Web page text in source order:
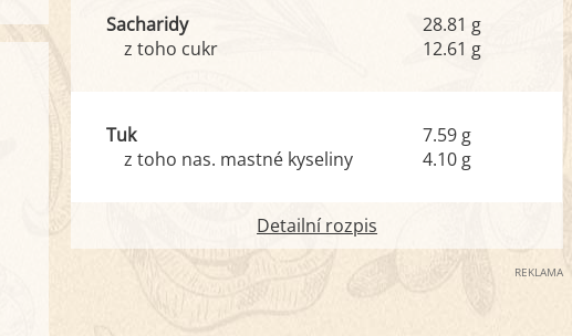
Sacharidy
z toho cukr
28.81 g
12.61 g
Tuk
z toho nas. mastné kyseliny
7.59 g
4.10 g
Detailní rozpis
REKLAMA